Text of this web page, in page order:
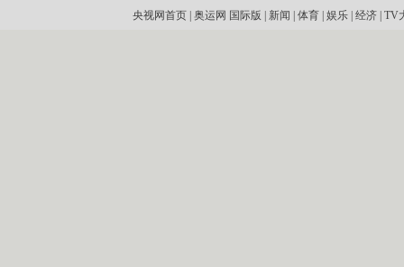
央视网首页| 奥运网 国际版 新闻 体育| 娱乐| 经济| TV